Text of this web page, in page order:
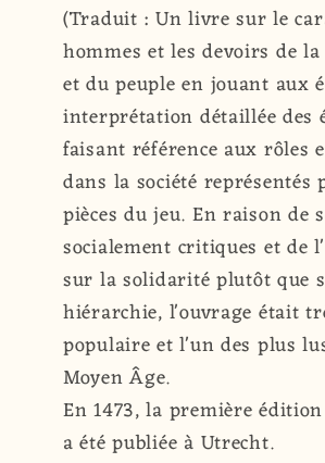
(Traduit : Un livre sur le
hommes et les devoirs de la
et du peuple en jouant aux
interprétation détaillée des
faisant référence aux rôles
dans la société représentés
pièces du jeu. En raison de
socialement critiques et de
sur la solidarité plutôt que
hiérarchie, l'ouvrage était
populaire et l'un des plus
Moyen Âge.
En 1473, la première
a été publiée à Utrecht.